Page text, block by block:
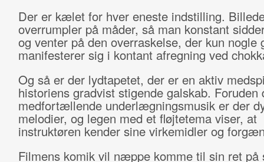
Der er kælet for hver eneste indstilling.
overrumpler på måder, så man konstant
og venter på den overraskelse, der kun nogle
manifesterer sig i kontant afregning ved
Og så er der lydtapetet, der er en aktiv
historiens gradvist stigende galskab. Foruden
medfortællende underlægningsmusik er der
melodier, og legen med et fløjtetema viser, at
instruktøren kender sine virkemidler og
Filmens komik vil næppe komme til sin ret på